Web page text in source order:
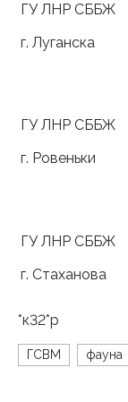
ГУ ЛНР СББЖ
г. Луганска
ГУ ЛНР СББЖ
г. Ровеньки
ГУ ЛНР СББЖ
г. Стаханова
*к32*р
ГСВМ фауна